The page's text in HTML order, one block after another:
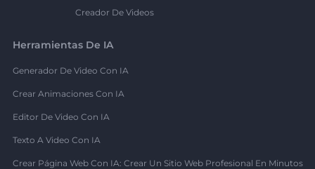
Creador De Videos
Herramientas De IA
Generador De Video Con IA
Crear Animaciones Con IA
Editor De Video Con IA
Texto A Video Con IA
Crear Página Web Con IA: Crear Un Sitio Web Profesional En Minutos